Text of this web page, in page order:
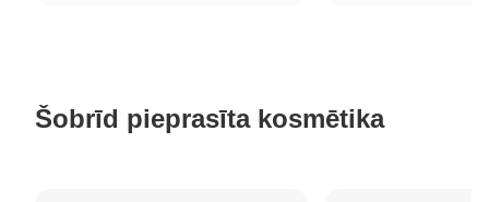
Šobrīd pieprasīta kosmētika